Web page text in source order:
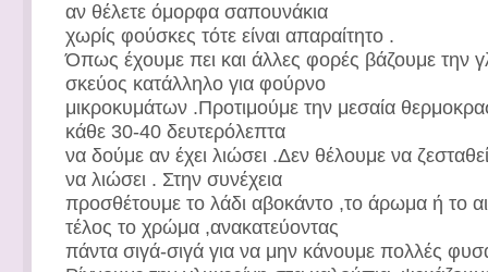
αν θέλετε όμορφα σαπουνάκια
χωρίς φούσκες τότε είναι απαραίτητο .
Όπως έχουμε πει και άλλες φορές βάζουμε την
σκεύος κατάλληλο για φούρνο
μικροκυμάτων .Προτιμούμε την μεσαία
κάθε 30-40 δευτερόλεπτα
να δούμε αν έχει λιώσει .Δεν θέλουμε να
να λιώσει . Στην συνέχεια
προσθέτουμε το λάδι αβοκάντο ,το άρωμα ή το
τέλος το χρώμα ,ανακατεύοντας
πάντα σιγά-σιγά για να μην κάνουμε πολλές